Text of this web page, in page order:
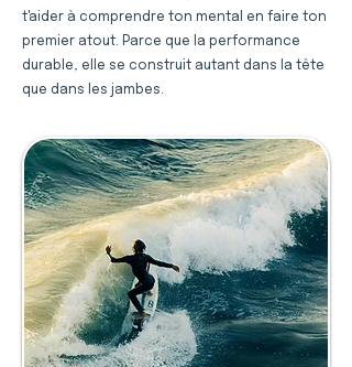
t'aider à comprendre ton mental en faire ton
premier atout. Parce que la performance
durable, elle se construit autant dans la tête
que dans les jambes.